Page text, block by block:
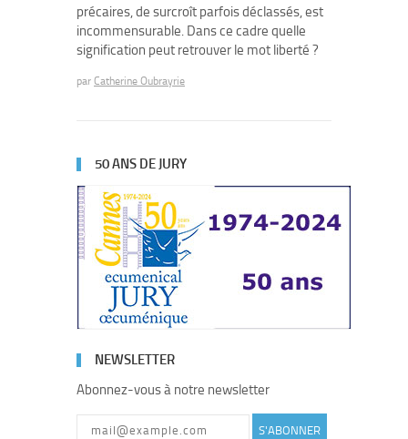
précaires, de surcroît parfois déclassés, est
incommensurable. Dans ce cadre quelle
signification peut retrouver le mot liberté ?
par Catherine Oubrayrie
50 ANS DE JURY
NEWSLETTER
Abonnez-vous à notre newsletter
S'ABONNER